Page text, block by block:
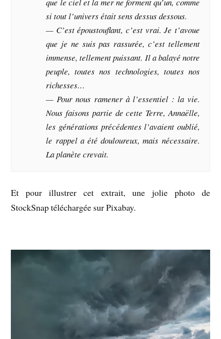
que le ciel et la mer ne forment qu’un, comme
si tout l’univers était sens dessus dessous.
— C’est époustouflant, c’est vrai. Je t’avoue
que je ne suis pas rassurée, c’est tellement
immense, tellement puissant. Il a balayé notre
peuple, toutes nos technologies, toutes nos
richesses…
— Pour nous ramener à l’essentiel : la vie.
Nous faisons partie de cette Terre, Annaëlle,
les générations précédentes l’avaient oublié,
le rappel a été douloureux, mais nécessaire.
La planète crevait.
Et pour illustrer cet extrait, une jolie photo de
StockSnap téléchargée sur Pixabay.